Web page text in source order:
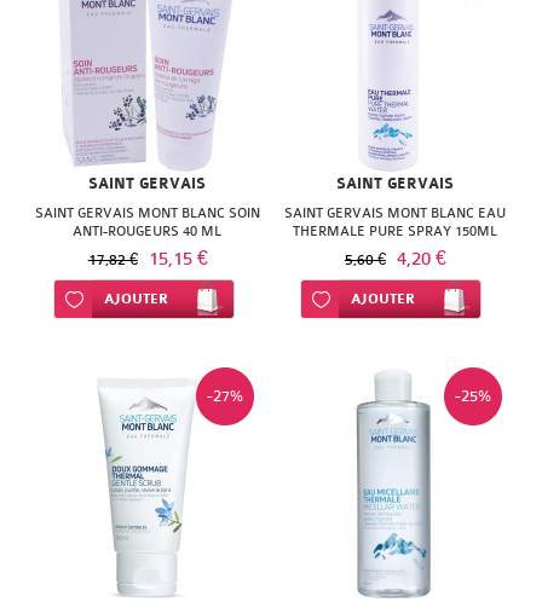
SAINT GERVAIS
SAINT GERVAIS MONT BLANC SOIN
ANTI-ROUGEURS 40 ML
17,82 € 15,15 €
Ajouter à ma liste d’envie
AJOUTER
SAINT GERVAIS
SAINT GERVAIS MONT BLANC EAU
THERMALE PURE SPRAY 150ML
5,60 € 4,20 €
Ajouter à ma liste d’envie
AJOUTER
-27% -25%